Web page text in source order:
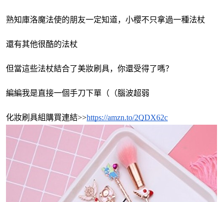
熟知庫洛魔法使的朋友一定知道，小櫻不只拿過一種法杖
還有其他很酷的法杖
但當這些法杖結合了美妝刷具，你還受得了嗎？
編編我是直接一個手刀下單（（腦波超弱
化妝刷具組購買連結>>https://amzn.to/2QDX62c